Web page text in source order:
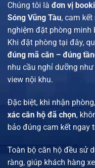
Chúng tôi là đơn vị
Sóng Vũng Tàu, cam
nghiệm đặt phòng minh
Khi đặt phòng tại đây,
đúng mã căn – đúng
nhu cầu nghỉ dưỡng
view nội khu.
Đặc biệt, khi nhận
xác căn hộ đã chọn,
bảo đúng cam kết ngay
Toàn bộ căn hộ đều sử
ràng, giúp khách hàng